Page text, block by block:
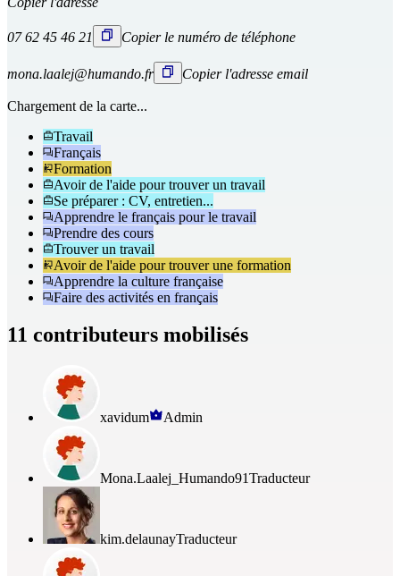
07 62 45 46 21 Copier le numéro de téléphone
mona.laalej@humando.fr Copier l'adresse email
Chargement de la carte...
Travail
Français
Formation
Avoir de l'aide pour trouver un travail
Se préparer : CV, entretien...
Apprendre le français pour le travail
Prendre des cours
Trouver un travail
Avoir de l'aide pour trouver une formation
Apprendre la culture française
Faire des activités en français
11 contributeurs mobilisés
xavidum Admin
Mona.Laalej_Humando91Traducteur
kim.delaunayTraducteur